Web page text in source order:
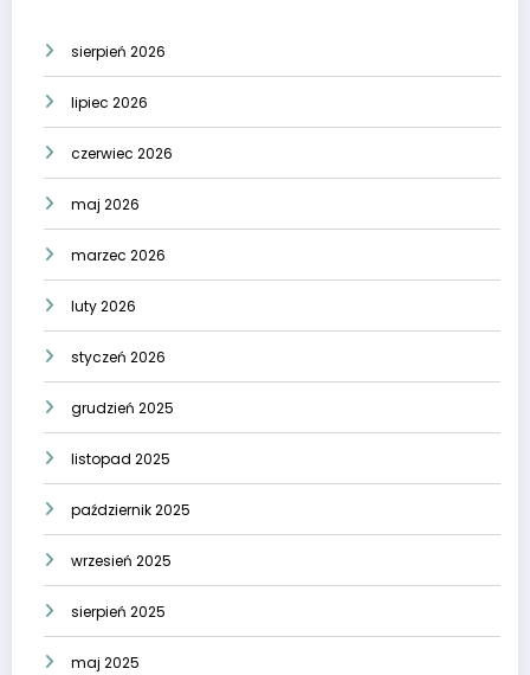
sierpień 2026
lipiec 2026
czerwiec 2026
maj 2026
marzec 2026
luty 2026
styczeń 2026
grudzień 2025
listopad 2025
październik 2025
wrzesień 2025
sierpień 2025
maj 2025